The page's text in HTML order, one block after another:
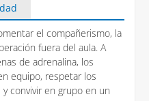
el compañerismo, la
fuera del aula. A
de adrenalina, los
equipo, respetar los
convivir en grupo en un